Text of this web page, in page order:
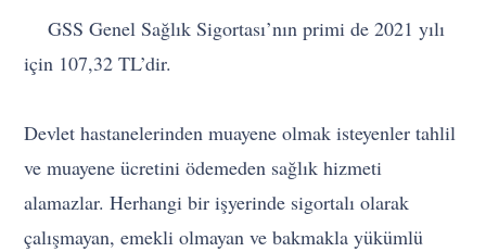
GSS Genel Sağlık Sigortası’nın primi de 2021 yılı
için 107,32 TL’dir.
Devlet hastanelerinden muayene olmak isteyenler tahlil
ve muayene ücretini ödemeden sağlık hizmeti
alamazlar. Herhangi bir işyerinde sigortalı olarak
çalışmayan, emekli olmayan ve bakmakla yükümlü